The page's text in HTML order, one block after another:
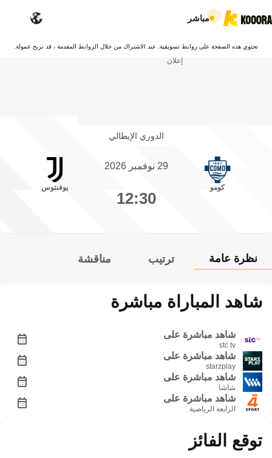
مباشر
تحتوي هذه الصفحة على روابط تسويقية. عند الاشتراك من خلال الروابط المقدمة ، قد نربح عمولة.
إعلان
الدوري الإيطالي
كومو
29 نوفمبر 2026
12:30
يوفنتوس
نظرة عامة ترتيب مناقشة
شاهد المباراة مباشرة
شاهد مباشرة على
stc tv
شاهد مباشرة على
starzplay
شاهد مباشرة على
شاشا
شاهد مباشرة على
الرابعة الرياضية
توقع الفائز